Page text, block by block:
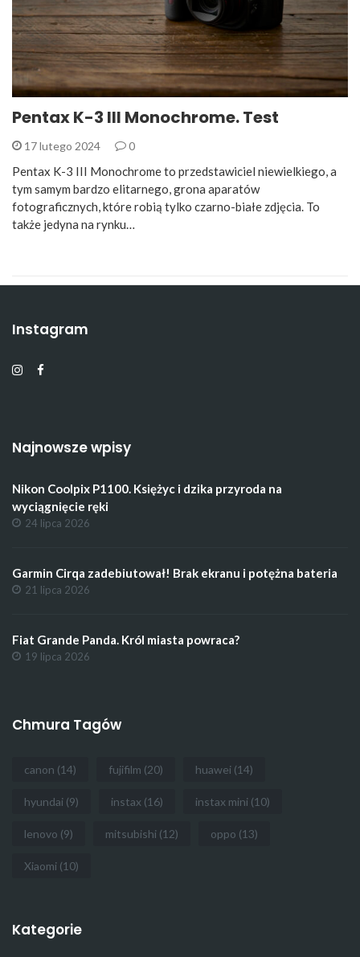
Pentax K-3 III Monochrome. Test
17 lutego 2024 0
Pentax K-3 III Monochrome to przedstawiciel niewielkiego, a
tym samym bardzo elitarnego, grona aparatów
fotograficznych, które robią tylko czarno-białe zdjęcia. To
także jedyna na rynku…
Instagram
Najnowsze wpisy
Nikon Coolpix P1100. Księżyc i dzika przyroda na
wyciągnięcie ręki
24 lipca 2026
Garmin Cirqa zadebiutował! Brak ekranu i potężna bateria
21 lipca 2026
Fiat Grande Panda. Król miasta powraca?
19 lipca 2026
Chmura Tagów
canon (14) fujifilm (20) huawei (14)
hyundai (9) instax (16) instax mini (10)
lenovo (9) mitsubishi (12) oppo (13)
Xiaomi (10)
Kategorie